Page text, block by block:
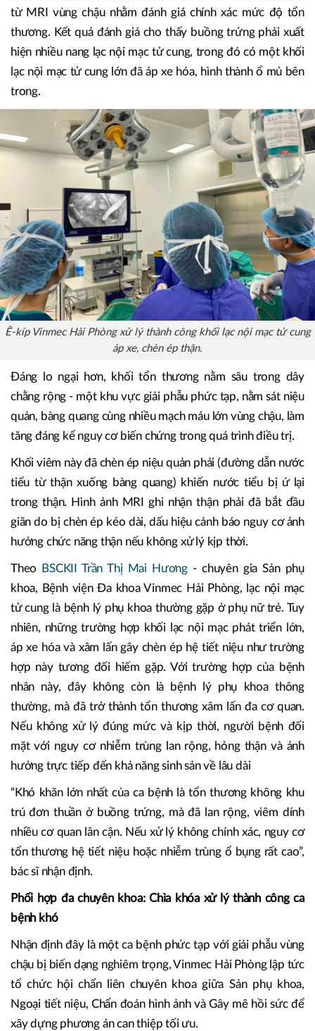
từ MRI vùng chậu nhằm đánh giá chính xác mức độ tổn
thương. Kết quả đánh giá cho thấy buồng trứng phải xuất
hiện nhiều nang lạc nội mạc tử cung, trong đó có một khối
lạc nội mạc tử cung lớn đã áp xe hóa, hình thành ổ mủ bên
trong.
Ê-kíp Vinmec Hải Phòng xử lý thành công khối lạc nội mạc tử cung
áp xe, chèn ép thận.
Đáng lo ngại hơn, khối tổn thương nằm sâu trong dây
chằng rộng - một khu vực giải phẫu phức tạp, nằm sát niệu
quản, bàng quang cùng nhiều mạch máu lớn vùng chậu, làm
tăng đáng kể nguy cơ biến chứng trong quá trình điều trị.
Khối viêm này đã chèn ép niệu quản phải (đường dẫn nước
tiểu từ thận xuống bàng quang) khiến nước tiểu bị ứ lại
trong thận. Hình ảnh MRI ghi nhận thận phải đã bắt đầu
giãn do bị chèn ép kéo dài, dấu hiệu cảnh báo nguy cơ ảnh
hưởng chức năng thận nếu không xử lý kịp thời.
Theo BSCKII Trần Thị Mai Hương - chuyên gia Sản phụ
khoa, Bệnh viện Đa khoa Vinmec Hải Phòng, lạc nội mạc
tử cung là bệnh lý phụ khoa thường gặp ở phụ nữ trẻ. Tuy
nhiên, những trường hợp khối lạc nội mạc phát triển lớn,
áp xe hóa và xâm lấn gây chèn ép hệ tiết niệu như trường
hợp này tương đối hiếm gặp. Với trường hợp của bệnh
nhân này, đây không còn là bệnh lý phụ khoa thông
thường, mà đã trở thành tổn thương xâm lấn đa cơ quan.
Nếu không xử lý đúng mức và kịp thời, người bệnh đối
mặt với nguy cơ nhiễm trùng lan rộng, hỏng thận và ảnh
hưởng trực tiếp đến khả năng sinh sản về lâu dài
“Khó khăn lớn nhất của ca bệnh là tổn thương không khu
trú đơn thuần ở buồng trứng, mà đã lan rộng, viêm dính
nhiều cơ quan lân cận. Nếu xử lý không chính xác, nguy cơ
tổn thương hệ tiết niệu hoặc nhiễm trùng ổ bụng rất cao”,
bác sĩ nhận định.
Phối hợp đa chuyên khoa: Chìa khóa xử lý thành công ca
bệnh khó
Nhận định đây là một ca bệnh phức tạp với giải phẫu vùng
chậu bị biến dạng nghiêm trọng, Vinmec Hải Phòng lập tức
tổ chức hội chẩn liên chuyên khoa giữa Sản phụ khoa,
Ngoại tiết niệu, Chẩn đoán hình ảnh và Gây mê hồi sức để
xây dựng phương án can thiệp tối ưu.